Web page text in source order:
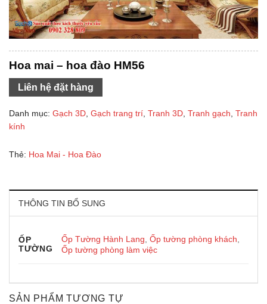
Hoa mai – hoa đào HM56
Liên hệ đặt hàng
Danh mục: Gạch 3D Gạch trang trí Tranh 3D Tranh gạch Tranh
kính
Thẻ: Hoa Mai - Hoa Đào
THÔNG TIN BỔ SUNG
ỐP
TƯỜNG
Ốp Tường Hành Lang ,Ốp tường phòng khách
Ốp tường phòng làm việc
SẢN PHẨM TƯƠNG TỰ